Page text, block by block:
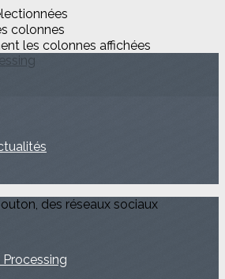
colonnes
les colonnes affichées
des réseaux sociaux